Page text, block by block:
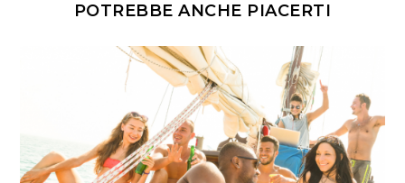
POTREBBE ANCHE PIACERTI